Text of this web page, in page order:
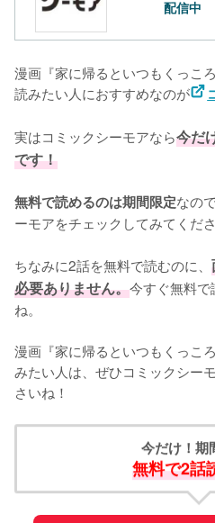
配信中
漫画『家に帰るといつもくっこ
読みたい人におすすめなのが
実はコミックシーモアなら今だ
です！
無料で読めるのは期間限定なの
ーモアをチェックしてみてくださ
ちなみに2話を無料で読むのに、
必要ありません。今すぐ無料
ね。
漫画『家に帰るといつもくっこ
みたい人は、ぜひコミックシー
さいね！
今だけ！期
無料で2話